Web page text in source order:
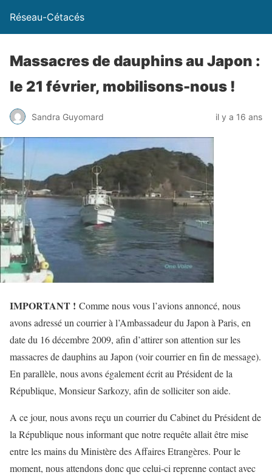
Réseau-Cétacés
Massacres de dauphins au Japon :
le 21 février, mobilisons-nous !
Sandra Guyomard il y a 16 ans
IMPORTANT ! Comme nous vous l’avions annoncé, nous
avons adressé un courrier à l’Ambassadeur du Japon à Paris, en
date du 16 décembre 2009, afin d’attirer son attention sur les
massacres de dauphins au Japon (voir courrier en fin de message).
En parallèle, nous avons également écrit au Président de la
République, Monsieur Sarkozy, afin de solliciter son aide.
A ce jour, nous avons reçu un courrier du Cabinet du Président de
la République nous informant que notre requête allait être mise
entre les mains du Ministère des Affaires Etrangères. Pour le
moment, nous attendons donc que celui-ci reprenne contact avec